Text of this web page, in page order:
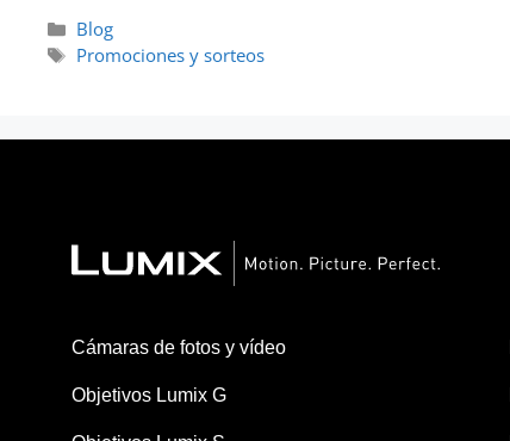
Blog
Promociones y sorteos
Cámaras de fotos y vídeo
Objetivos Lumix G